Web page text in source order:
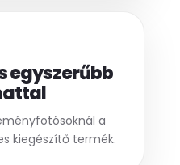
egyszerűbb
a
kiegészítő termék.